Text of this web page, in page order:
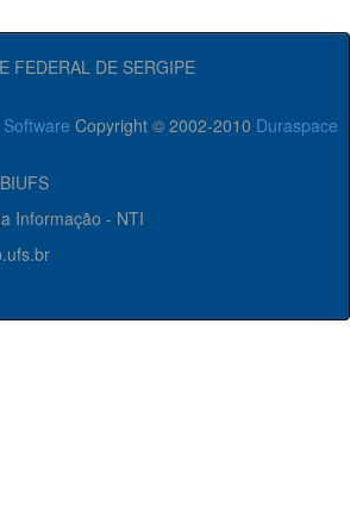
FEDERAL DE SERGIPE
Copyright © 2002-2010 Duraspace
Informação - NTI